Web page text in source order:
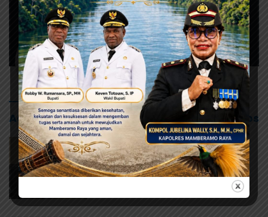
Admin Web 3428 Pos
Info Jayapura Juli 30, 2024
Tokoh Pemuda Tabi di
Kabupaten Jayapura Dukung